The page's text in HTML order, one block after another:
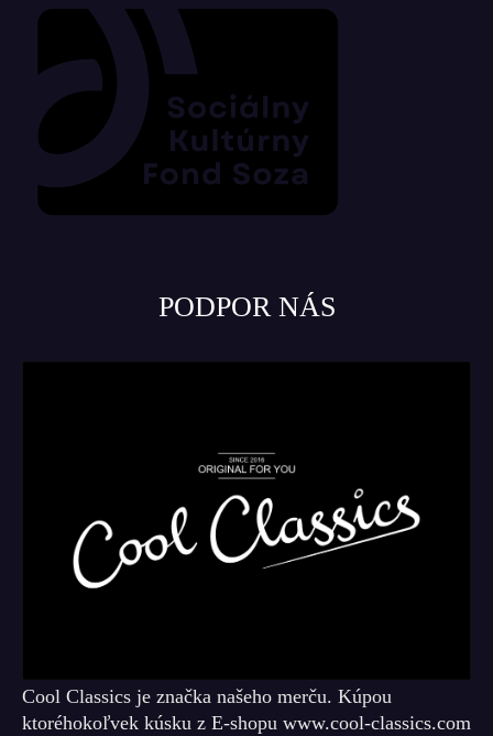
PODPOR NÁS
Cool Classics je značka našeho merču. Kúpou
ktoréhokoľvek kúsku z E-shopu www.cool-classics.com